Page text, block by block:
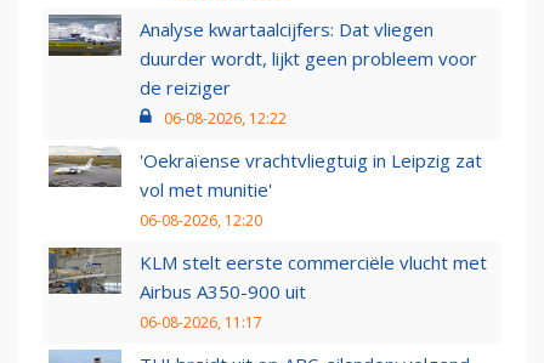
Analyse kwartaalcijfers: Dat vliegen
duurder wordt, lijkt geen probleem voor
de reiziger
06-08-2026, 12:22
'Oekraïense vrachtvliegtuig in Leipzig zat
vol met munitie'
06-08-2026, 12:20
KLM stelt eerste commerciële vlucht met
Airbus A350-900 uit
06-08-2026, 11:17